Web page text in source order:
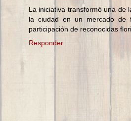
La iniciativa transformó una de
la ciudad en un mercado de
participación de reconocidas
Responder